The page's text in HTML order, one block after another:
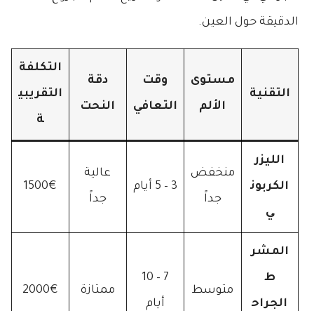
الدقيقة حول العين.
التقنية
مستوى
الألم
وقت
التعافي
دقة
النحت
التكلفة
التقريبي
ة
الليزر
الكربون
ي
منخفض
جداً
3 – 5 أيام
عالية
جداً
1500€
المشر
ط
الجراح
متوسط
7 – 10
أيام
ممتازة 2000€